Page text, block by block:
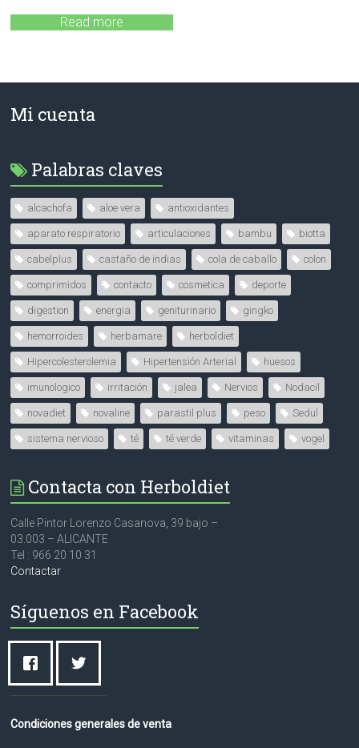
Read more
Mi cuenta
Palabras claves
alcachofa aloe vera antioxidantes
aparato respiratorio articulaciones bambu biotta
cabelplus castaño de indias cola de caballo colon
comprimidos contacto cosmetica deporte
digestion energia geniturinario gingko
hemorroides herbamare herboldiet
Hipercolesterolemia Hipertensión Arterial huesos
imunologico irritación jalea Nervios Nodacil
novadiet novaline parastil plus peso Sedul
sistema nervioso té té verde vitaminas vogel
Contacta con Herboldiet
Calle Pintor Lorenzo Casanova, 39 bajo –
03.003 – ALICANTE
Tel : 966 20 10 31
Contactar
Síguenos en Facebook
Condiciones generales de venta